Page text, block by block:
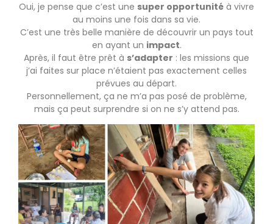
Oui, je pense que c’est une super opportunité à vivre
au moins une fois dans sa vie.
C’est une très belle manière de découvrir un pays tout
en ayant un impact.
Après, il faut être prêt à s’adapter : les missions que
j’ai faites sur place n’étaient pas exactement celles
prévues au départ.
Personnellement, ça ne m’a pas posé de problème,
mais ça peut surprendre si on ne s’y attend pas.